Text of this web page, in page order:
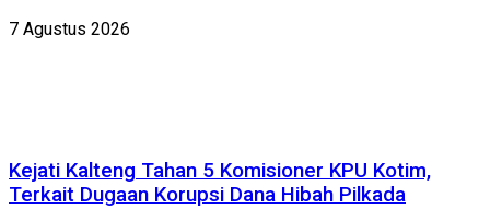
7 Agustus 2026
Kejati Kalteng Tahan 5 Komisioner KPU Kotim,
Terkait Dugaan Korupsi Dana Hibah Pilkada